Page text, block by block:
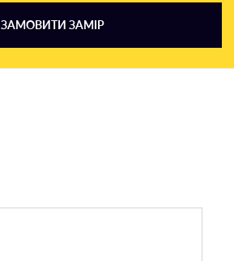
ЗАМОВИТИ ЗАМІР